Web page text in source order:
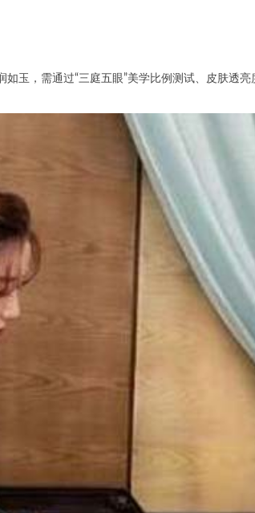
，需通过“三庭五眼”美学比例测试、皮肤透亮